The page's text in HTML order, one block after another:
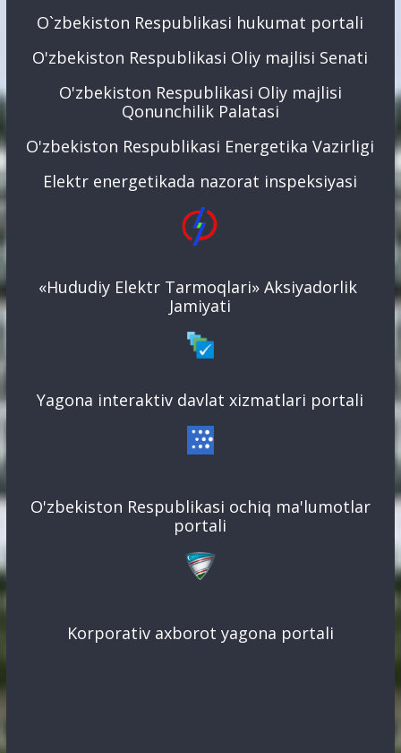
O`zbekiston Respublikasi hukumat portali
O'zbekiston Respublikasi Oliy majlisi Senati
O'zbekiston Respublikasi Oliy majlisi
Qonunchilik Palatasi
O'zbekiston Respublikasi Energetika Vazirligi
Elektr energetikada nazorat inspeksiyasi
«Hududiy Elektr Tarmoqlari» Aksiyadorlik
Jamiyati
Yagona interaktiv davlat xizmatlari portali
O'zbekiston Respublikasi ochiq ma'lumotlar
portali
Korporativ axborot yagona portali